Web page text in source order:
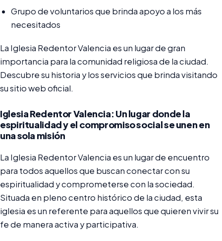
Grupo de voluntarios que brinda apoyo a los más
necesitados
La Iglesia Redentor Valencia es un lugar de gran
importancia para la comunidad religiosa de la ciudad.
Descubre su historia y los servicios que brinda visitando
su sitio web oficial.
Iglesia Redentor Valencia: Un lugar donde la
espiritualidad y el compromiso social se unen en
una sola misión
La Iglesia Redentor Valencia es un lugar de encuentro
para todos aquellos que buscan conectar con su
espiritualidad y comprometerse con la sociedad.
Situada en pleno centro histórico de la ciudad, esta
iglesia es un referente para aquellos que quieren vivir su
fe de manera activa y participativa.